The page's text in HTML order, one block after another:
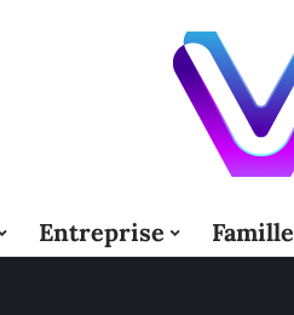
Entreprise Famille